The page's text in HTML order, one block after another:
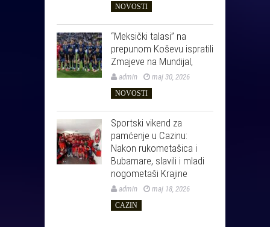
NOVOSTI
“Meksički talasi” na
prepunom Koševu ispratili
Zmajeve na Mundijal,
admin maj 30, 2026
NOVOSTI
Sportski vikend za
pamćenje u Cazinu:
Nakon rukometašica i
Bubamare, slavili i mladi
nogometaši Krajine
admin maj 18, 2026
CAZIN